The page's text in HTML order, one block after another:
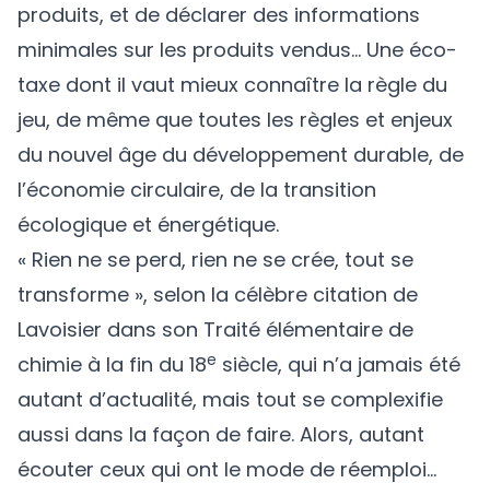
produits, et de déclarer des informations
minimales sur les produits vendus… Une éco-
taxe dont il vaut mieux connaître la règle du
jeu, de même que toutes les règles et enjeux
du nouvel âge du développement durable, de
l’économie circulaire, de la transition
écologique et énergétique.
« Rien ne se perd, rien ne se crée, tout se
transforme », selon la célèbre citation de
Lavoisier dans son Traité élémentaire de
chimie à la fin du 18e siècle, qui n’a jamais été
autant d’actualité, mais tout se complexifie
aussi dans la façon de faire. Alors, autant
écouter ceux qui ont le mode de réemploi…